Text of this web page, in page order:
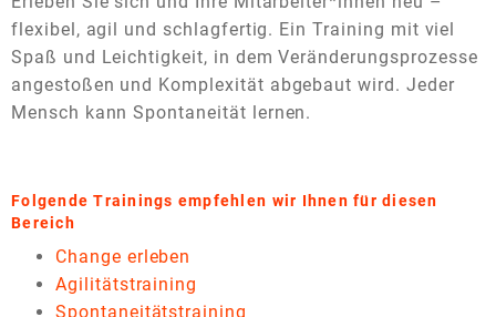
flexibel, agil und schlagfertig. Ein Training mit viel
Spaß und Leichtigkeit, in dem Veränderungsprozesse
angestoßen und Komplexität abgebaut wird. Jeder
Mensch kann Spontaneität lernen.
Folgende Trainings empfehlen wir Ihnen für diesen
Bereich
Change erleben
Agilitätstraining
Spontaneitätstraining